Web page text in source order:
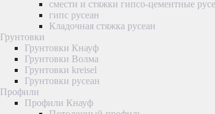
смести и стяжки гипсо-цементные
гипс русеан
Кладочная стяжка русеан
Грунтовки
Грунтовки Кнауф
Грунтовки Волма
Грунтовки kreisel
Грунтовки русеан
Профили
Профили Кнауф